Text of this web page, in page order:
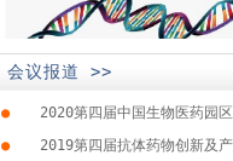
会议报道 >>
●
2020第四届中国生物医药园区
●
2019第四届抗体药物创新及产